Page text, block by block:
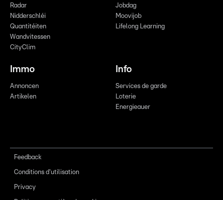
Radar
Nidderschléi
Quantitéiten
Wandvitessen
CityClim
Jobdag
Moovijob
Lifelong Learning
Immo
Annoncen
Artikelen
Info
Services de garde
Loterie
Energieauer
Feedback
Conditions d'utilisation
Privacy